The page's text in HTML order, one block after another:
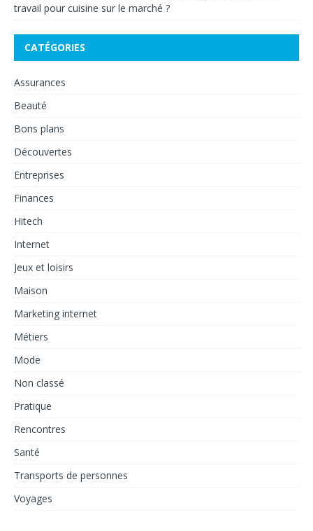
travail pour cuisine sur le marché ?
CATÉGORIES
Assurances
Beauté
Bons plans
Découvertes
Entreprises
Finances
Hitech
Internet
Jeux et loisirs
Maison
Marketing internet
Métiers
Mode
Non classé
Pratique
Rencontres
Santé
Transports de personnes
Voyages